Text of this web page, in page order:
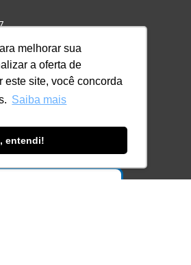
melhorar sua
a oferta de
este site, você concorda
Saiba mais
entendi!da Instituição no